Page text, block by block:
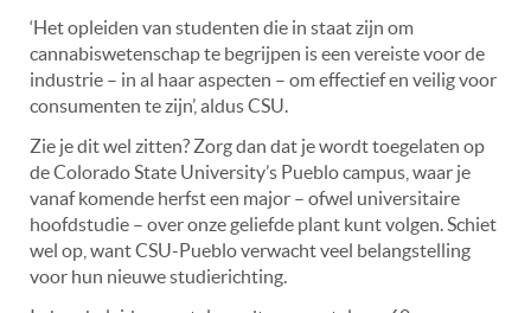
‘Het opleiden van studenten die in staat zijn om
cannabiswetenschap te begrijpen is een vereiste voor de
industrie – in al haar aspecten – om effectief en veilig voor
consumenten te zijn’, aldus CSU.
Zie je dit wel zitten? Zorg dan dat je wordt toegelaten op
de Colorado State University’s Pueblo campus, waar je
vanaf komende herfst een major – ofwel universitaire
hoofdstudie – over onze geliefde plant kunt volgen. Schiet
wel op, want CSU-Pueblo verwacht veel belangstelling
voor hun nieuwe studierichting.